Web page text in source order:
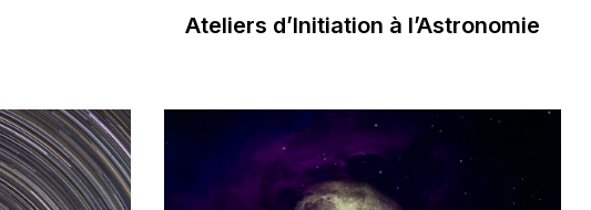
Ateliers d’Initiation à l’Astronomie